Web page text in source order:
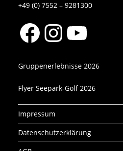
+49 (0) 7552 – 9281300
FacebookInstagramYouTube
Gruppenerlebnisse 2026
Flyer Seepark-Golf 2026
Impressum
Datenschutzerklärung